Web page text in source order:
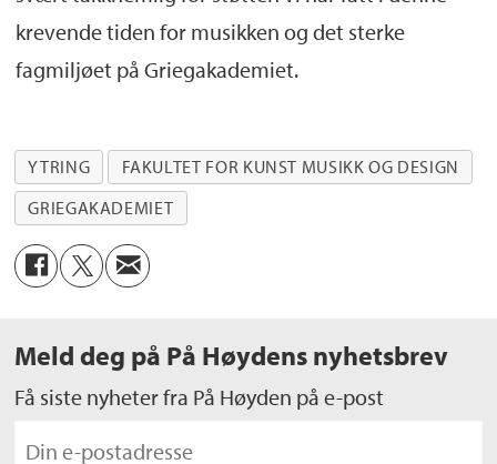
krevende tiden for musikken og det sterke
fagmiljøet på Griegakademiet.
YTRING
FAKULTET FOR KUNST MUSIKK OG DESIGN
GRIEGAKADEMIET
Meld deg på På Høydens nyhetsbrev
Få siste nyheter fra På Høyden på e-post